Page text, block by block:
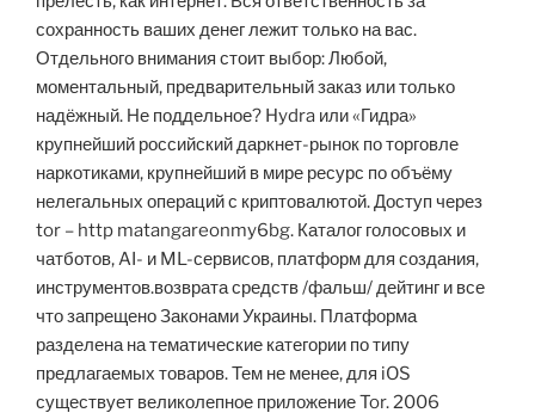
сохранность ваших денег лежит только на вас.
Отдельного внимания стоит выбор: Любой,
моментальный, предварительный заказ или только
надёжный. Не поддельное? Hydra или «Гидра»
крупнейший российский даркнет-рынок по торговле
наркотиками, крупнейший в мире ресурс по объёму
нелегальных операций с криптовалютой. Доступ через
tor – http matangareonmy6bg. Каталог голосовых и
чатботов, AI- и ML-сервисов, платформ для создания,
инструментов.возврата средств /фальш/ дейтинг и все
что запрещено Законами Украины. Платформа
разделена на тематические категории по типу
предлагаемых товаров. Тем не менее, для iOS
существует великолепное приложение Tor. 2006